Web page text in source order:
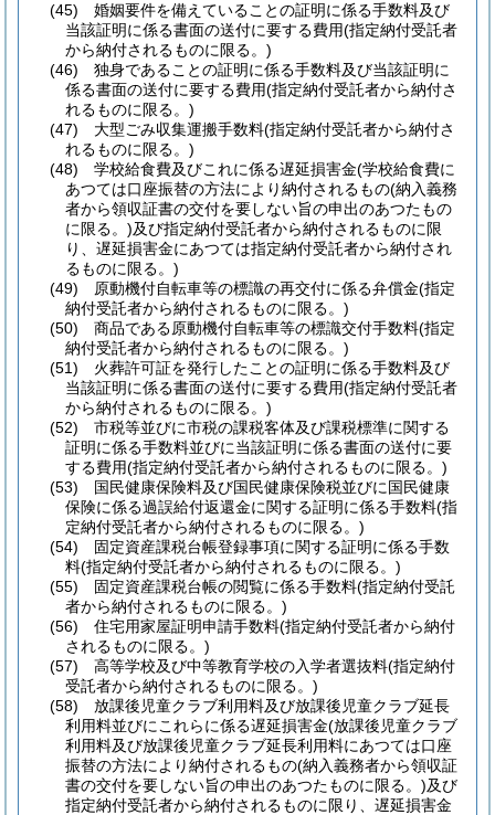
(45)
婚姻要件を備えていることの証明に係る手数料及び
当該証明に係る書面の送付に要する費用(指定納付受託者
から納付されるものに限る。)
(46)
独身であることの証明に係る手数料及び当該証明に
係る書面の送付に要する費用(指定納付受託者から納付さ
れるものに限る。)
(47)
大型ごみ収集運搬手数料(指定納付受託者から納付さ
れるものに限る。)
(48)
学校給食費及びこれに係る遅延損害金(学校給食費に
あつては口座振替の方法により納付されるもの(納入義務
者から領収証書の交付を要しない旨の申出のあつたもの
に限る。)及び指定納付受託者から納付されるものに限
り、遅延損害金にあつては指定納付受託者から納付され
るものに限る。)
(49)
原動機付自転車等の標識の再交付に係る弁償金(指定
納付受託者から納付されるものに限る。)
(50)
商品である原動機付自転車等の標識交付手数料(指定
納付受託者から納付されるものに限る。)
(51)
火葬許可証を発行したことの証明に係る手数料及び
当該証明に係る書面の送付に要する費用(指定納付受託者
から納付されるものに限る。)
(52)
市税等並びに市税の課税客体及び課税標準に関する
証明に係る手数料並びに当該証明に係る書面の送付に要
する費用(指定納付受託者から納付されるものに限る。)
(53)
国民健康保険料及び国民健康保険税並びに国民健康
保険に係る過誤給付返還金に関する証明に係る手数料(指
定納付受託者から納付されるものに限る。)
(54)
固定資産課税台帳登録事項に関する証明に係る手数
料(指定納付受託者から納付されるものに限る。)
(55)
固定資産課税台帳の閲覧に係る手数料(指定納付受託
者から納付されるものに限る。)
(56)
住宅用家屋証明申請手数料(指定納付受託者から納付
されるものに限る。)
(57)
高等学校及び中等教育学校の入学者選抜料(指定納付
受託者から納付されるものに限る。)
(58)
放課後児童クラブ利用料及び放課後児童クラブ延長
利用料並びにこれらに係る遅延損害金(放課後児童クラブ
利用料及び放課後児童クラブ延長利用料にあつては口座
振替の方法により納付されるもの(納入義務者から領収証
書の交付を要しない旨の申出のあつたものに限る。)及び
指定納付受託者から納付されるものに限り、遅延損害金